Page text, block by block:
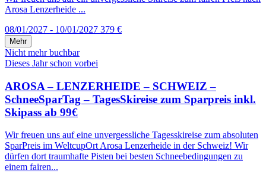
Arosa Lenzerheide ...
08/01/2027 - 10/01/2027 379 €
Mehr
Nicht mehr buchbar
Dieses Jahr schon vorbei
AROSA – LENZERHEIDE – SCHWEIZ –
SchneeSparTag – TagesSkireise zum Sparpreis inkl.
Skipass ab 99€
Wir freuen uns auf eine unvergessliche Tagesskireise zum absoluten
SparPreis im WeltcupOrt Arosa Lenzerheide in der Schweiz! Wir
dürfen dort traumhafte Pisten bei besten Schneebedingungen zu
einem fairen...